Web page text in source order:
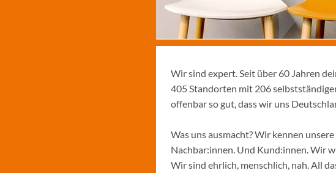
Wir sind expert. Seit über 60 Jahren
405 Standorten mit 206
offenbar so gut, dass wir uns
Was uns ausmacht? Wir kennen
Nachbar:innen. Und Kund:innen. Wir
Wir sind ehrlich, menschlich, nah. All